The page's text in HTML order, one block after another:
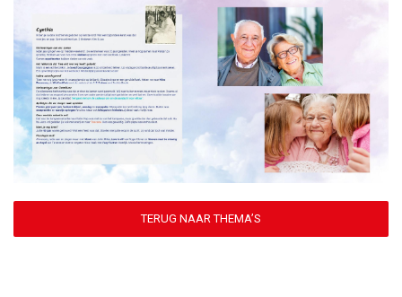
TERUG NAAR THEMA’S